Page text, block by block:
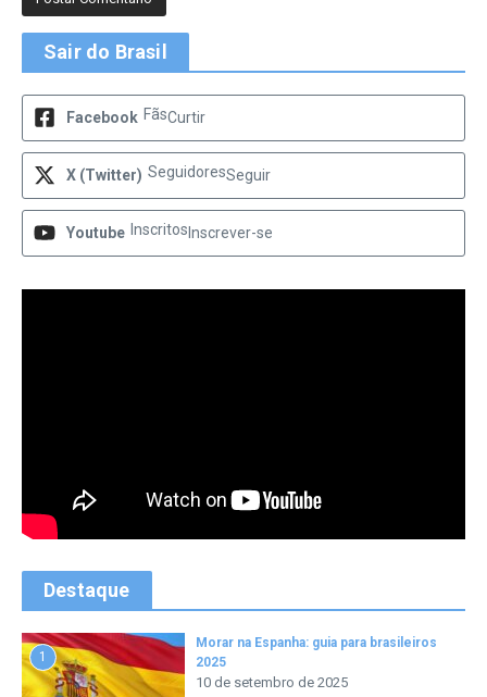
Sair do Brasil
Facebook FãsCurtir
X (Twitter) SeguidoresSeguir
Youtube Inscritos Inscrever-se
Destaque
1
Morar na Espanha: guia para brasileiros
2025
10 de setembro de 2025